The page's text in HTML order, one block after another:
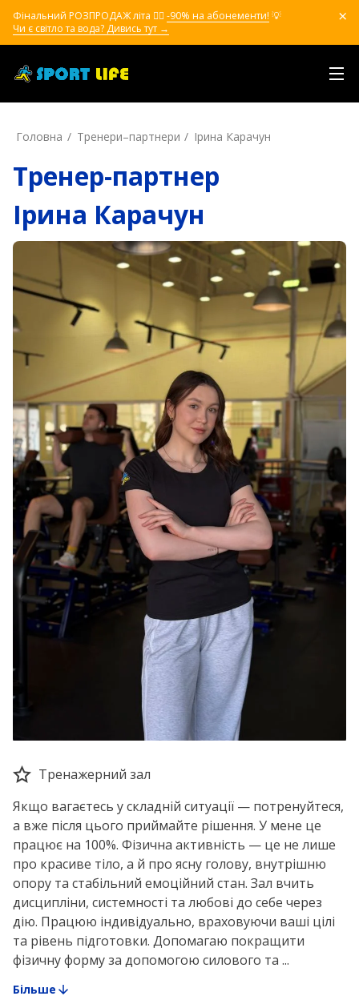
Фінальний РОЗПРОДАЖ літа ❤️‍🔥 -90% на абонементи! 💡
Чи є світло та вода? Дивись тут →
Головна Тренери–партнери Ірина Карачун
Тренер-партнер
Ірина Карачун
Тренажерний зал
Якщо вагаєтесь у складній ситуації — потренуйтеся,
а вже після цього приймайте рішення. У мене це
працює на 100%. Фізична активність — це не лише
про красиве тіло, а й про ясну голову, внутрішню
опору та стабільний емоційний стан. Зал вчить
дисципліни, системності та любові до себе через
дію. Працюю індивідуально, враховуючи ваші цілі
та рівень підготовки. Допомагаю покращити
фізичну форму за допомогою силового та ...
Більше